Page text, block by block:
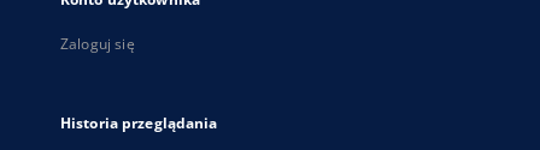
Zaloguj się
Historia przeglądania